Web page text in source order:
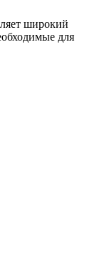
широкий
для